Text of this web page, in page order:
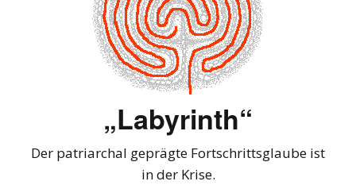
„Labyrinth“
Der patriarchal geprägte Fortschrittsglaube ist
in der Krise.